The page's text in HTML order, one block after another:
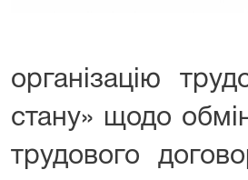
організацію
стану» щодо
трудового